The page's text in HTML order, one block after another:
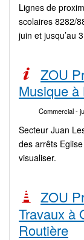
Lignes de
scolaires 8282/
juin et jusqu’au
ZOU
Musique
Commercial-
Secteur Juan
des arrêts
visualiser.
ZOU
Travaux à
Routière